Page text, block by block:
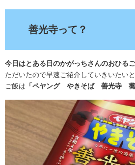
善光寺って？
今日はとある日のかがっちさんのおひる
ただいたので早速ご紹介していきいたい
ご飯は 「ペヤング やきそば 善光寺 蕎